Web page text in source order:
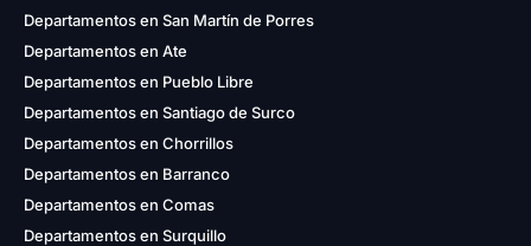
Departamentos en San Martín de Porres
Departamentos en Ate
Departamentos en Pueblo Libre
Departamentos en Santiago de Surco
Departamentos en Chorrillos
Departamentos en Barranco
Departamentos en Comas
Departamentos en Surquillo